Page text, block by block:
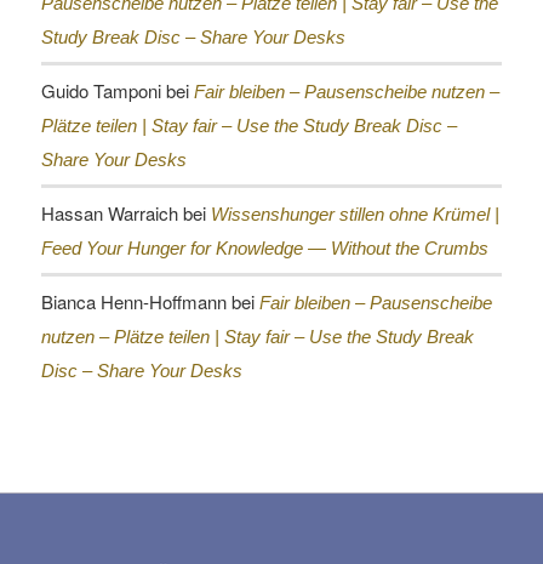
Study Break Disc – Share Your Desks
Guido Tamponibei Fair bleiben – Pausenscheibe nutzen –
Plätze teilen | Stay fair – Use the Study Break Disc –
Share Your Desks
Hassan Warraichbei Wissenshunger stillen ohne Krümel |
Feed Your Hunger for Knowledge — Without the Crumbs
Bianca Henn-Hoffmannbei Fair bleiben – Pausenscheibe
nutzen – Plätze teilen | Stay fair – Use the Study Break
Disc – Share Your Desks